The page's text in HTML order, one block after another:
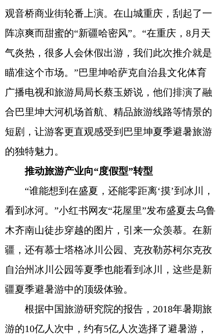
观音桥商业街轮番上演。在山城重庆，刮起了一
阵凉爽而甜蜜的“新疆哈密风”。“在重庆，8月天
气炎热，很多人会休假出游，我们此次推介就是
瞄准这个市场。”巴里坤哈萨克自治县文化体育
广播电视和旅游局局长蔡玉娇说，他们排演了融
合巴里坤大河机场首航、精品旅游线路等情景的
短剧，让游客更直观感受到巴里坤夏季避暑旅游
的独特魅力。
推动旅游产业向“度假型”转型
“谁能想到在盛夏，还能零距离‘摸’到冰川，
看到冰河。”小红书网友“花屋里”发布盛夏去乌鲁
木齐南山徒步穿越的图片，引来一众羡慕。在新
疆，还有慕士塔格冰川公园、克孜勒苏柯尔克孜
自治州冰川公园等夏季也能看到冰川，这些是新
疆夏季避暑游中的顶级体验。
根据中国旅游研究院的报告，2018年暑期旅
游的10亿人次中，约有5亿人次选择了避暑游，